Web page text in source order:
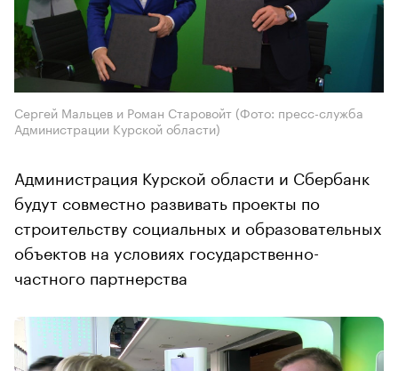
Сергей Мальцев и Роман Старовойт (Фото: пресс-служба
Администрации Курской области)
Администрация Курской области и Сбербанк
будут совместно развивать проекты по
строительству социальных и образовательных
объектов на условиях государственно-
частного партнерства